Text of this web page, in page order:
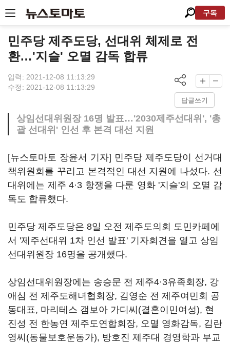
구독
민주당 제주도당, 선대위 체제로 전
환…'지슬' 오멸 감독 합류
입력: 2021-12-08 11:13:29
수정: 2021-12-08 11:13:29
답글쓰기
상임선대위원장 16명 발표…'2030제주선대위', '총
괄 선대위' 인선 후 본격 대선 지원
[뉴스토마토 장윤서 기자] 민주당 제주도당이 선거대
책위원회를 꾸리고 본격적인 대선 지원에 나섰다. 선
대위에는 제주 4·3 항쟁을 다룬 영화 '지슬'의 오멸 감
독도 합류했다.
민주당 제주도당은 8일 오전 제주도의회 도민카페에
서 '제주선대위 1차 인선 발표' 기자회견을 열고 상임
선대위원장 16명을 공개했다.
상임선대위원장에는 송승문 전 제주4·3유족회장, 강
애심 전 제주도해녀협회장, 김영순 전 제주여민회 공
동대표, 마리테스 갬보아 가디씨(결혼이민여성), 현
진성 전 한농연 제주도연합회장, 오멸 영화감독, 김란
영씨(동물보호운동가), 방호진 제주대 경영학과 부교